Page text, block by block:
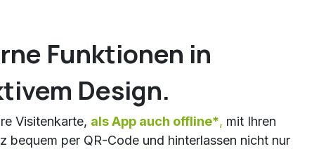
Funktionen in
Design.
Visitenkarte, als App auch offline*, mit Ihren
bequem per QR-Code und hinterlassen nicht nur